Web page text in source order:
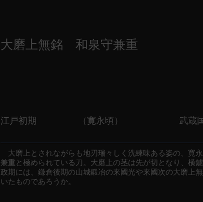
大磨上無銘 和泉守兼重
江戸初期 （寛永頃） 武蔵
大磨上とされながらも地刃瑞々しく洗練味ある姿の、寛
兼重と極められている刀。大磨上の茎は先が切となり、横
政期には、鎌倉後期の山城鍛冶の来國光や来國次の大磨上
いたものであろうか。